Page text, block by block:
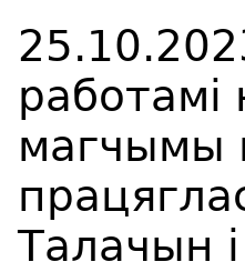
работамi
магчымы
Талачын